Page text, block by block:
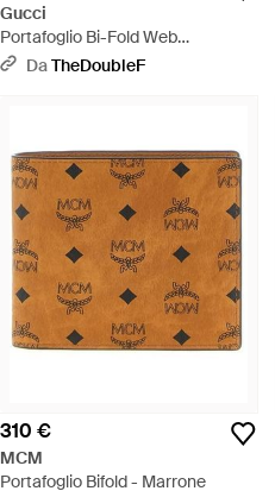
Gucci
Portafoglio Bi-Fold Web
Trademark Nero - Rosso
DaTheDoubleF
310 €
MCM
Portafoglio Bifold - Marrone